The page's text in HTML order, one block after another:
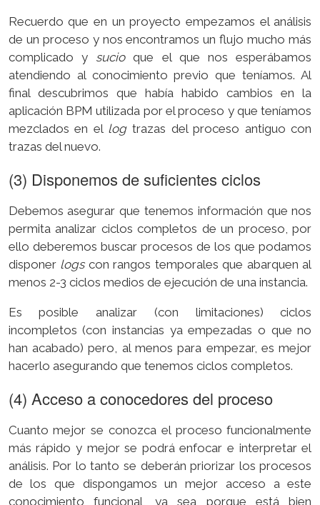
Recuerdo que en un proyecto empezamos el análisis
de un proceso y nos encontramos un flujo mucho más
complicado y sucioque el que nos esperábamos
atendiendo al conocimiento previo que teníamos. Al
final descubrimos que había habido cambios en la
aplicación BPM utilizada por el proceso y que teníamos
mezclados en el log trazas del proceso antiguo con
trazas del nuevo.
(3) Disponemos de suficientes ciclos
Debemos asegurar que tenemos información que nos
permita analizar ciclos completos de un proceso, por
ello deberemos buscar procesos de los que podamos
disponer logs con rangos temporales que abarquen al
menos 2-3 ciclos medios de ejecución de una instancia.
Es posible analizar (con limitaciones) ciclos
incompletos (con instancias ya empezadas o que no
han acabado) pero, al menos para empezar, es mejor
hacerlo asegurando que tenemos ciclos completos.
(4) Acceso a conocedores del proceso
Cuanto mejor se conozca el proceso funcionalmente
más rápido y mejor se podrá enfocar e interpretar el
análisis. Por lo tanto se deberán priorizar los procesos
de los que dispongamos un mejor acceso a este
conocimiento funcional, ya sea porque está bien